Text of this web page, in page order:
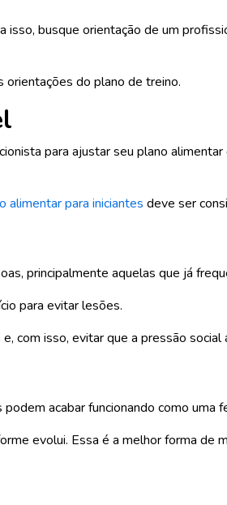
busque orientação de um
orientações do plano de treino.
para ajustar seu plano
alimentar para iniciantes deve ser
principalmente aquelas que já
para evitar lesões.
com isso, evitar que a pressão
acabar funcionando como
evolui. Essa é a melhor forma de